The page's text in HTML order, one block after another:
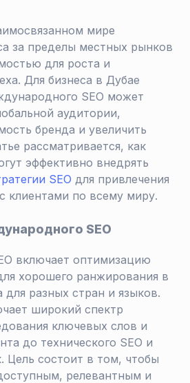
мире
за пределы местных рынков
для роста и
Для бизнеса в Дубае
SEO может
аудитории,
бренда и увеличить
рассматривается, как
эффективно внедрять
SEO для привлечения
клиентами по всему миру.
SEO
включает оптимизацию
хорошего ранжирования в
для разных стран и языков.
широкий спектр
ключевых слов и
до технического SEO и
Цель состоит в том, чтобы
релевантным и